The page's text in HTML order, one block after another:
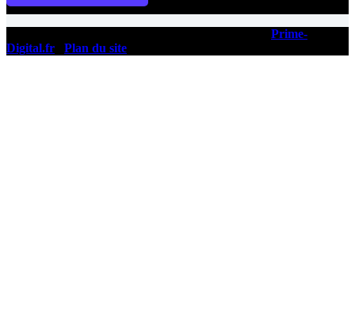
Prime-
Digital.fr
Plan du site